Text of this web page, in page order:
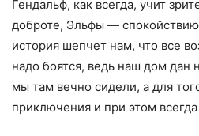
Гендальф, как всегда, учит
доброте, Эльфы —
история шепчет нам, что все
надо боятся, ведь наш дом дан
мы там вечно сидели, а для
приключения и при этом